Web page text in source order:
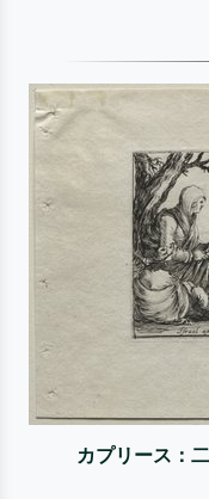
カプリース：